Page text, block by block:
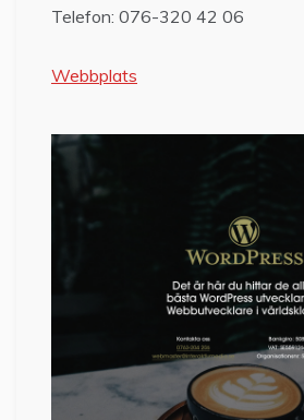
Telefon: 076-320 42 06
Webbplats